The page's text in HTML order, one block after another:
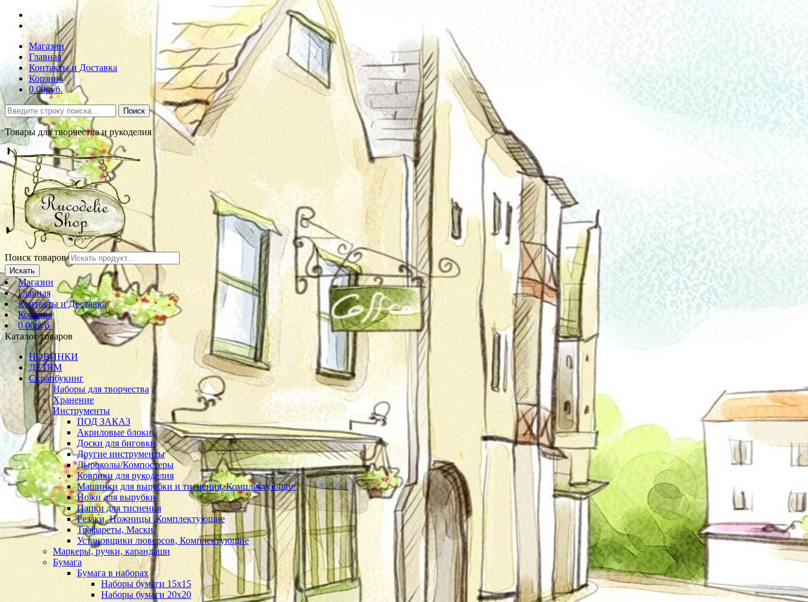
Магазин
Главная
Контакты и Доставка
Корзина
0.00руб.
Поиск
Товары для творчества и рукоделия
Поиск товаров
Искать
Магазин
Главная
Контакты и Доставка
Корзина
0.00руб.
Каталог товаров
НОВИНКИ
ДЕТЯМ
Скрапбукинг
Наборы для творчества
Хранение
Инструменты
ПОД ЗАКАЗ
Акриловые блоки
Доски для биговки
Другие инструменты
Дыроколы/Компостеры
Коврики для рукоделия
Машинки для вырубки и тиснения, Комплектующие
Ножи для вырубки
Папки для тиснения
Резаки, Ножницы ,Комплектующие
Трафареты, Маски
Установщики люверсов, Комплектующие
Маркеры, ручки, карандаши
Бумага
Бумага в наборах
Наборы бумаги 15х15
Наборы бумаги 20х20